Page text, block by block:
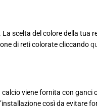
scelta del colore della tua
di reti colorate cliccando
viene fornita con ganci
così da evitare